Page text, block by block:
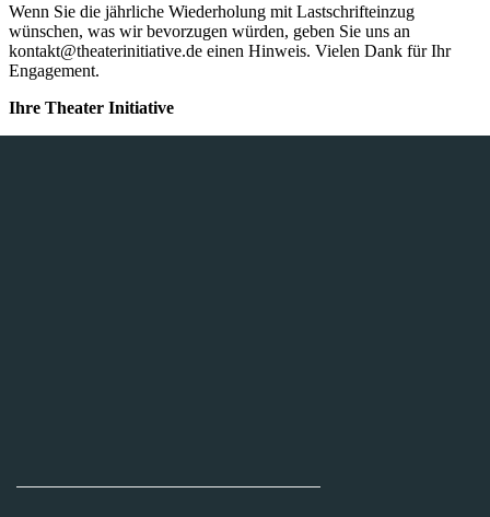
Wenn Sie die jährliche Wiederholung mit Lastschrifteinzug
wünschen, was wir bevorzugen würden, geben Sie uns an
kontakt@theaterinitiative.de einen Hinweis. Vielen Dank für Ihr
Engagement.
Ihre Theater Initiative